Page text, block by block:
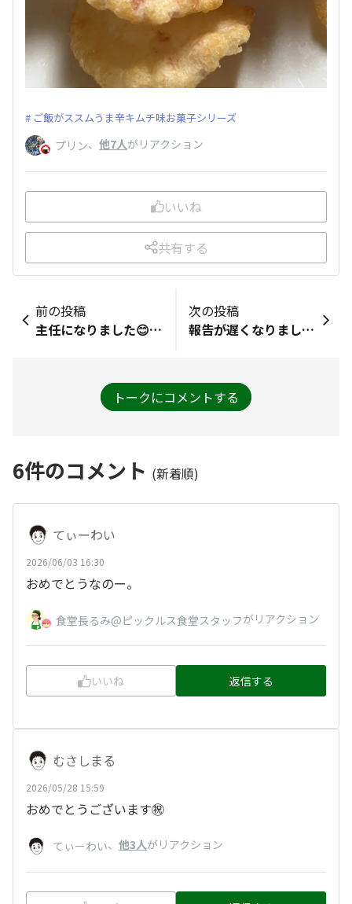
ご飯がススムうま辛キムチ味お菓子シリーズ
プリン、 他7人がリアクション
いいね
共有する
前の投稿
主任になりました😊嬉しいです✨️
次の投稿
報告が遅くなりましたが、ご飯がススムうま辛胡瓜豆もやし入りが当選しました！きっとこのキムチには唐揚げと合うと思っていたので、唐揚げを準備して、どんぶりにご飯を入れ、唐揚げとこのうま辛胡瓜のキムチを添えました。おいしかったです（写真が上手にとれてなく、本当にすみません）ビールにも合うと思います。スタミナがつく感じで、暑い夏にもりもり食べたい感じです。このキムチは一人分です（おいしすぎます）。胡瓜はぱりぱり食感があり、また豆もやしも食感があり、本当においしくいただきました。写真がうまくとれていなかったので、ススムくんシリーズのおいしそうな食品を見つけたのでその写真を添えます。
トークにコメントする
6件のコメント (新着順)
てぃーわい
2026/06/03 16:30
おめでとうなのー。
食堂長るみ@ピックルス食堂スタッフがリアクション
いいね 返信する
むさしまる
2026/05/28 15:59
おめでとうございます㊗️
てぃーわい、 他3人がリアクション